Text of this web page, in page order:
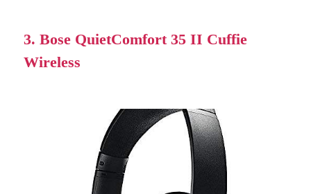
3. Bose QuietComfort 35 II Cuffie
Wireless